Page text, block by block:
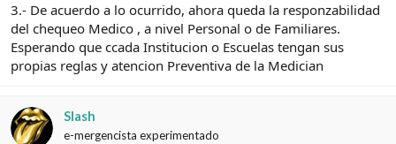
3.- De acuerdo a lo ocurrido, ahora queda la responzabilidad
del chequeo Medico , a nivel Personal o de Familiares.
Esperando que ccada Institucion o Escuelas tengan sus
propias reglas y atencion Preventiva de la Medician
Slash
e-mergencista experimentado